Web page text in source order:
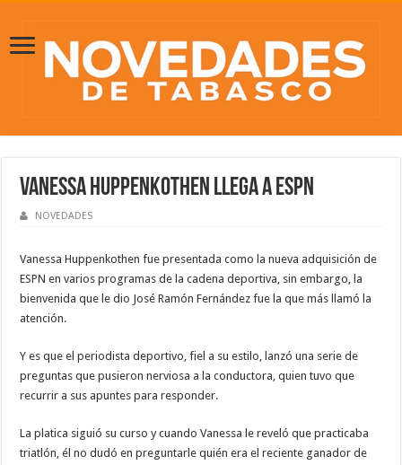
Vanessa Huppenkothen llega a ESPN
NOVEDADES
Vanessa Huppenkothen fue presentada como la nueva adquisición de
ESPN en varios programas de la cadena deportiva, sin embargo, la
bienvenida que le dio José Ramón Fernández fue la que más llamó la
atención.
Y es que el periodista deportivo, fiel a su estilo, lanzó una serie de
preguntas que pusieron nerviosa a la conductora, quien tuvo que
recurrir a sus apuntes para responder.
La platica siguió su curso y cuando Vanessa le reveló que practicaba
triatlón, él no dudó en preguntarle quién era el reciente ganador de